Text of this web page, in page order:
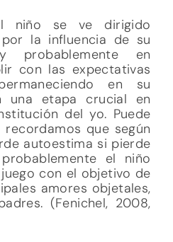
niño se ve dirigido
la influencia de su
probablemente en
con las expectativas
en su
una etapa crucial en
del yo. Puede
que según
autoestima si pierde
el niño
con el objetivo de
amores objetales,
(Fenichel, 2008,